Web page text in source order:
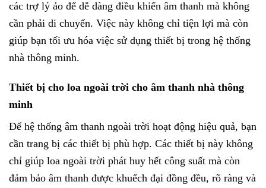
các trợ lý ảo để dễ dàng điều khiển âm thanh mà không
cần phải di chuyển. Việc này không chỉ tiện lợi mà còn
giúp bạn tối ưu hóa việc sử dụng thiết bị trong hệ thống
nhà thông minh.
Thiết bị cho loa ngoài trời cho âm thanh nhà thông
minh
Để hệ thống âm thanh ngoài trời hoạt động hiệu quả, bạn
cần trang bị các thiết bị phù hợp. Các thiết bị này không
chỉ giúp loa ngoài trời phát huy hết công suất mà còn
đảm bảo âm thanh được khuếch đại đồng đều, rõ ràng và